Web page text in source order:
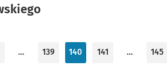
… 139 140 141 … 145